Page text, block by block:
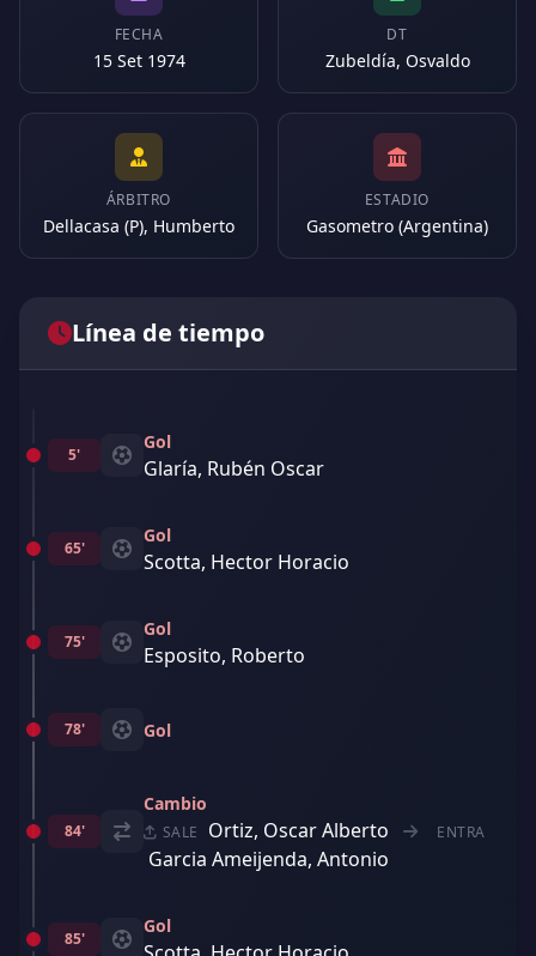
FECHA
15 Set 1974
DT
Zubeldía, Osvaldo
ÁRBITRO
Dellacasa (P), Humberto
ESTADIO
Gasometro (Argentina)
Línea de tiempo
5'
Gol
Glaría, Rubén Oscar
65'
Gol
Scotta, Hector Horacio
75'
Gol
Esposito, Roberto
78' Gol
84'
Cambio
SALE Ortiz, Oscar Alberto ENTRA
Garcia Ameijenda, Antonio
85'
Gol